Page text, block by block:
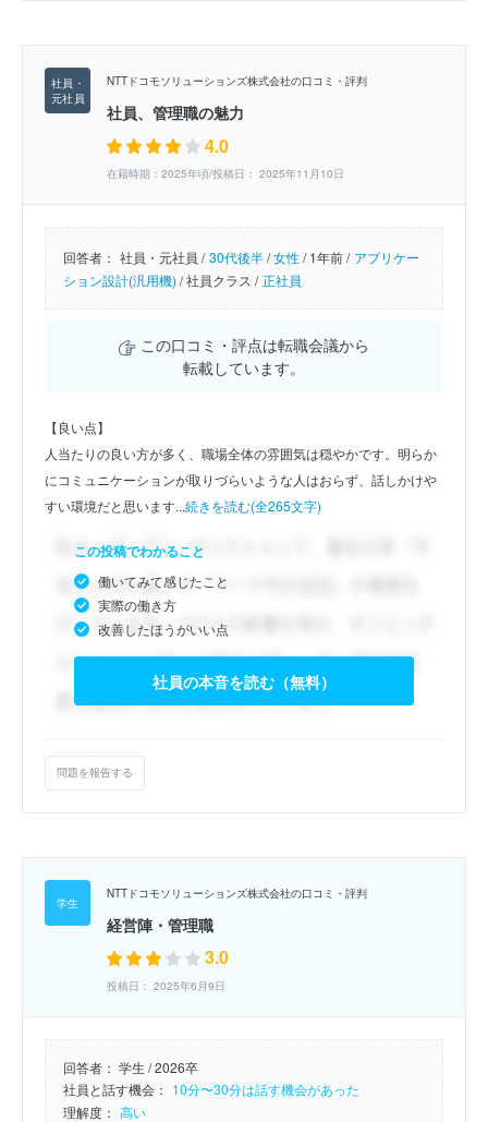
NTTドコモソリューションズ株式会社の口コミ・評判
社員、管理職の魅力
4.0
在籍時期：2025年頃/投稿日： 2025年11月10日
回答者： 社員・元社員 / 30代後半/女性/1年前 / アプリケー
ション設計(汎用機) /社員クラス / 正社員
この口コミ・評点は転職会議から
転載しています。
【良い点】
人当たりの良い方が多く、職場全体の雰囲気は穏やかです。明らか
にコミュニケーションが取りづらいような人はおらず、話しかけや
すい環境だと思います...続きを読む(全265文字)
この投稿でわかること
働いてみて感じたこと
実際の働き方
改善したほうがいい点
社員の本音を読む（無料）
問題を報告する
NTTドコモソリューションズ株式会社の口コミ・評判
経営陣・管理職
3.0
投稿日： 2025年6月9日
回答者： 学生 / 2026卒
社員と話す機会： 10分〜30分は話す機会があった
理解度： 高い